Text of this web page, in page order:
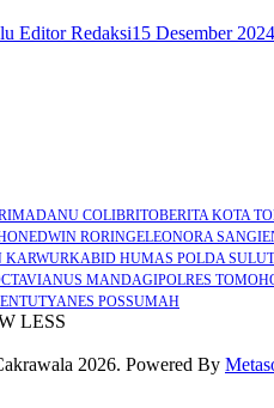
Editor Redaksi15 Desember 2024
COLIBRITOBERITA KOTA
EDWIN RORINGELEONORA SANGI
KARWURKABID HUMAS POLDA SULUT
MANDAGIPOLRES
YANES POSSUMAH
LESS
2026. Powered By